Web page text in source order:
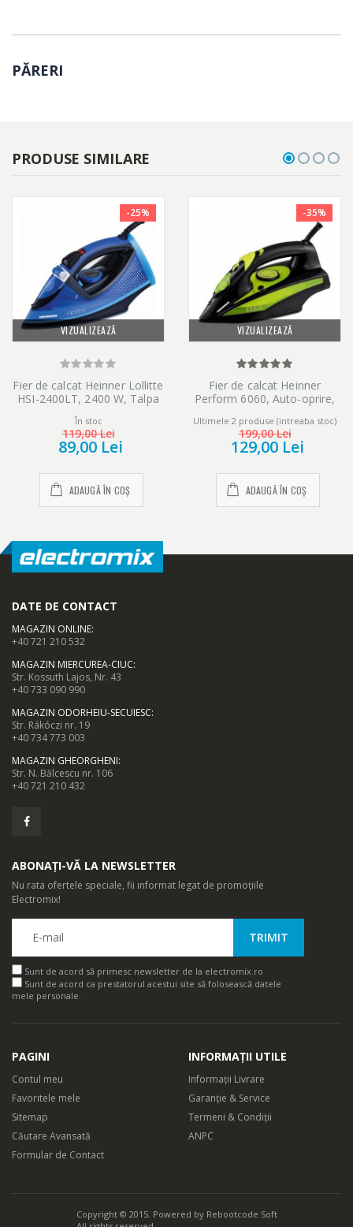
PĂRERI
PRODUSE SIMILARE
VIZUALIZEAZĂ
-25%
Fier de calcat Heinner Lollitte
HSI-2400LT, 2400 W, Talpa
ceramica, Albastru
În stoc
119,00 Lei
89,00 Lei
ADAUGĂ ÎN COȘ
VIZUALIZEAZĂ
-35%
Fier de calcat Heinner
Perform 6060, Auto-oprire,
Negru/verde
Ultimele 2 produse (intreaba stoc)
199,00 Lei
129,00 Lei
ADAUGĂ ÎN COȘ
DATE DE CONTACT
MAGAZIN ONLINE:
+40 721 210 532
MAGAZIN MIERCUREA-CIUC:
Str. Kossuth Lajos, Nr. 43
+40 733 090 990
MAGAZIN ODORHEIU-SECUIESC:
Str. Rákóczi nr. 19
+40 734 773 003
MAGAZIN GHEORGHENI:
Str. N. Bălcescu nr. 106
+40 721 210 432
ABONAȚI-VĂ LA NEWSLETTER
Nu rata ofertele speciale, fii informat legat de promoțiile
Electromix!
Sunt de acord să primesc newsletter de la electromix.ro
Sunt de acord ca prestatorul acestui site să folosească datele
mele personale.
PAGINI
Contul meu
Favoritele mele
Sitemap
Căutare Avansată
Formular de Contact
INFORMAȚII UTILE
Informații Livrare
Garanție & Service
Termeni & Condiții
ANPC
Copyright © 2015. Powered by Rebootcode Soft